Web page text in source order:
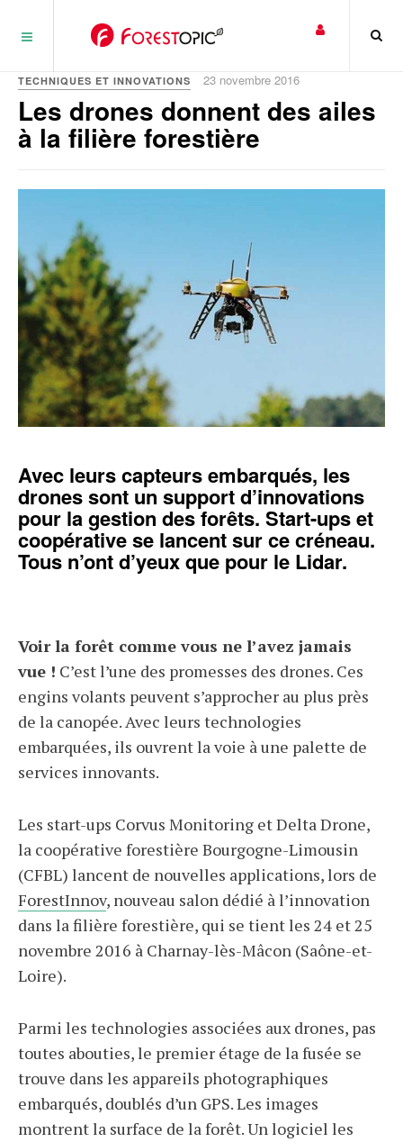
TECHNIQUES ET INNOVATIONS 23 novembre 2016
Les drones donnent des ailes
à la filière forestière
Avec leurs capteurs embarqués, les
drones sont un support d’innovations
pour la gestion des forêts. Start-ups et
coopérative se lancent sur ce créneau.
Tous n’ont d’yeux que pour le Lidar.
Voir la forêt comme vous ne l’avez jamais
vue ! C’est l’une des promesses des drones. Ces
engins volants peuvent s’approcher au plus près
de la canopée. Avec leurs technologies
embarquées, ils ouvrent la voie à une palette de
services innovants.
Les start-ups Corvus Monitoring et Delta Drone,
la coopérative forestière Bourgogne-Limousin
(CFBL) lancent de nouvelles applications, lors de
ForestInnov, nouveau salon dédié à l’innovation
dans la filière forestière, qui se tient les 24 et 25
novembre 2016 à Charnay-lès-Mâcon (Saône-et-
Loire).
Parmi les technologies associées aux drones, pas
toutes abouties, le premier étage de la fusée se
trouve dans les appareils photographiques
embarqués, doublés d’un GPS. Les images
montrent la surface de la forêt. Un logiciel les